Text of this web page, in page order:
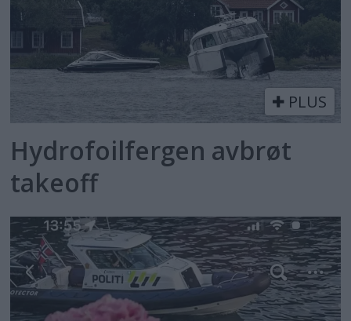
PLUS
Hydrofoilfergen avbrøt
takeoff